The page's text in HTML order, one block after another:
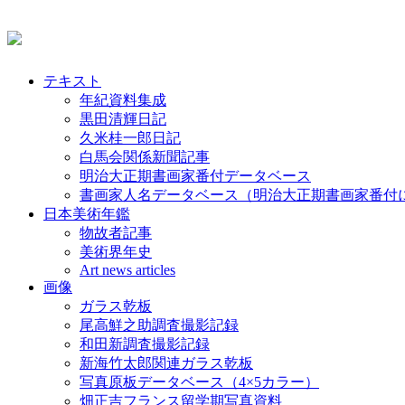
テキスト
年紀資料集成
黒田清輝日記
久米桂一郎日記
白馬会関係新聞記事
明治大正期書画家番付データベース
書画家人名データベース（明治大正期書画家番付
日本美術年鑑
物故者記事
美術界年史
Art news articles
画像
ガラス乾板
尾高鮮之助調査撮影記録
和田新調査撮影記録
新海竹太郎関連ガラス乾板
写真原板データベース（4×5カラー）
畑正吉フランス留学期写真資料